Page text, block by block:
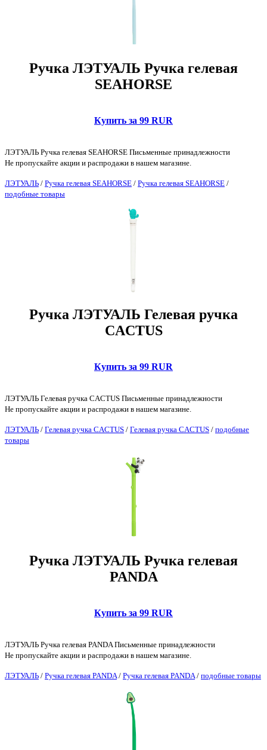
Ручка ЛЭТУАЛЬ Ручка гелевая
SEAHORSE
Купить за 99 RUR
ЛЭТУАЛЬ Ручка гелевая SEAHORSE Письменные принадлежности
Не пропускайте акции и распродажи в нашем магазине.
ЛЭТУАЛЬ / Ручка гелевая SEAHORSE / Ручка гелевая SEAHORSE /
подобные товары
Ручка ЛЭТУАЛЬ Гелевая ручка
CACTUS
Купить за 99 RUR
ЛЭТУАЛЬ Гелевая ручка CACTUS Письменные принадлежности
Не пропускайте акции и распродажи в нашем магазине.
ЛЭТУАЛЬ / Гелевая ручка CACTUS / Гелевая ручка CACTUS / подобные
товары
Ручка ЛЭТУАЛЬ Ручка гелевая
PANDA
Купить за 99 RUR
ЛЭТУАЛЬ Ручка гелевая PANDA Письменные принадлежности
Не пропускайте акции и распродажи в нашем магазине.
ЛЭТУАЛЬ / Ручка гелевая PANDA / Ручка гелевая PANDA / подобные товары